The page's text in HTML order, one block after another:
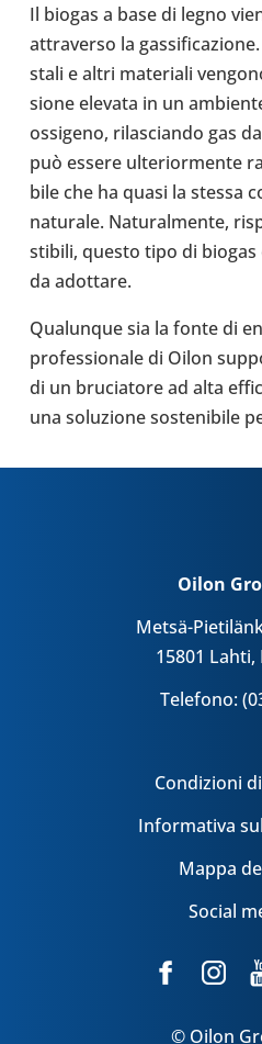
Il biogas a base di legno
attra­verso la
stali e altri mate­riali
sione elevata in un
ossi­geno, rila­sciando gas
può essere ulte­rior­mente
bile che ha quasi la stessa
natu­rale. Natu­ral­mente,
sti­bili, questo tipo di
da adot­tare.
Qua­lun­que sia la fonte di
pro­fes­sio­nale di Oilon
di un bru­cia­tore ad alta
una solu­zione soste­ni­bile
Oilon
Metsä-
15801 Lahti,
Telefono:
Condizioni
Informativa
Mappa
Social
© Oilon